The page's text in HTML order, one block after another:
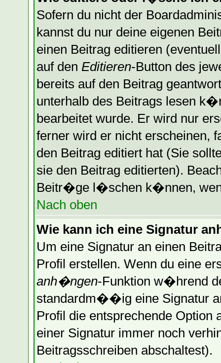
Sofern du nicht der
kannst du nur deine eigenen
einen Beitrag editieren
auf den Editieren-Button des
bereits auf den Beitrag
unterhalb des Beitrags lesen
bearbeitet wurde. Er wird nur
ferner wird er nicht erscheinen,
den Beitrag editiert hat (Sie
sie den Beitrag editierten).
Beitr�ge l�schen k�nnen,
Nach oben
Wie kann ich eine Signatur
Um eine Signatur an einen
Profil erstellen. Wenn du eine
anh�ngen-Funktion w�hrend
standardm��ig eine Signatur
Profil die entsprechende
einer Signatur immer noch
Beitragsschreiben abschaltest).